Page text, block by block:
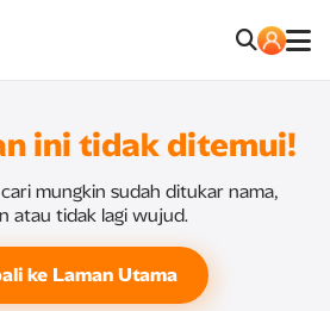
ini tidak ditemui!
mungkin sudah ditukar nama,
atau tidak lagi wujud.
ke Laman Utama